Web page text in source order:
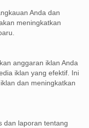
Anda dan
meningkatkan
anggaran iklan Anda
iklan yang efektif. Ini
dan meningkatkan
dan laporan tentang